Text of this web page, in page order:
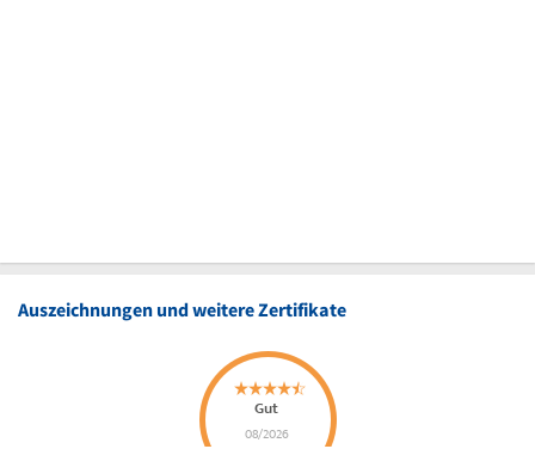
Auszeichnungen und weitere Zertifikate